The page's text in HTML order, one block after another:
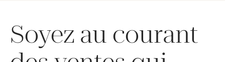
Soyez au courant